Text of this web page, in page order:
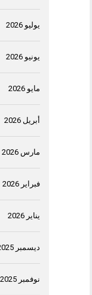
يوليو 2026
يونيو 2026
مايو 2026
أبريل 2026
مارس 2026
فبراير 2026
يناير 2026
ديسمبر 2025
نوفمبر 2025